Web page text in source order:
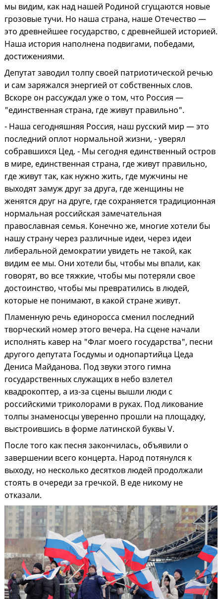
мы видим, как над нашей Родиной сгущаются новые
грозовые тучи. Но наша страна, наше Отечество —
это древнейшее государство, с древнейшей историей.
Наша история наполнена подвигами, победами,
достижениями.
Депутат заводил толпу своей патриотической речью
и сам заряжался энергией от собственных слов.
Вскоре он рассуждал уже о том, что Россия —
"единственная страна, где живут правильно".
- Наша сегодняшняя Россия, наш русский мир — это
последний оплот нормальной жизни, - уверял
собравшихся Цед. - Мы сегодня единственный остров
в мире, единственная страна, где живут правильно,
где живут так, как нужно жить, где мужчины не
выходят замуж друг за друга, где женщины не
женятся друг на друге, где сохраняется традиционная
нормальная российская замечательная
православная семья. Конечно же, многие хотели бы
нашу страну через различные идеи, через идеи
либеральной демократии увидеть не такой, как
видим ее мы. Они хотели бы, чтобы мы впали, как
говорят, во все тяжкие, чтобы мы потеряли свое
достоинство, чтобы мы превратились в людей,
которые не понимают, в какой стране живут.
Пламенную речь единоросса сменил последний
творческий номер этого вечера. На сцене начали
исполнять кавер на "Флаг моего государства", песни
другого депутата Госдумы и однопартийца Цеда
Дениса Майданова. Под звуки этого гимна
государственных служащих в небо взлетел
квадрокоптер, а из-за сцены вышли люди с
российскими триколорами в руках. Под ликование
толпы знаменосцы уверенно прошли на площадку,
выстроившись в форме латинской буквы V.
После того как песня закончилась, объявили о
завершении всего концерта. Народ потянулся к
выходу, но несколько десятков людей продолжали
стоять в очереди за гречкой. В еде никому не
отказали.